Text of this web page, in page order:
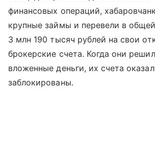
финансовых операций,
крупные займы и перевели в
3 млн 190 тысяч рублей на свои
брокерские счета. Когда они
вложенные деньги, их счета
заблокированы.